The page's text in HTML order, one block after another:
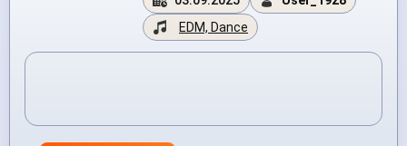
EDM, Dance